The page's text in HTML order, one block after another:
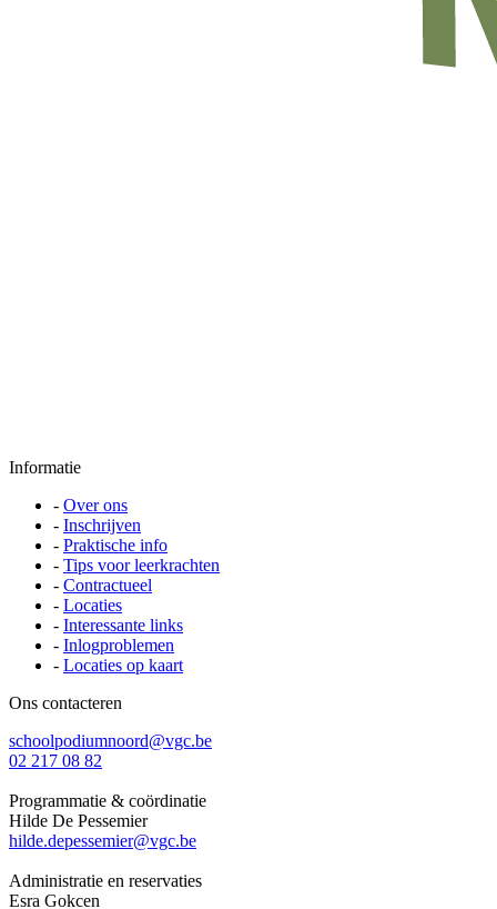
Informatie
- Over ons
- Inschrijven
- Praktische info
- Tips voor leerkrachten
- Contractueel
- Locaties
- Interessante links
- Inlogproblemen
- Locaties op kaart
Ons contacteren
schoolpodiumnoord@vgc.be
02 217 08 82
Programmatie & coördinatie
Hilde De Pessemier
hilde.depessemier@vgc.be
Administratie en reservaties
Esra Gokcen